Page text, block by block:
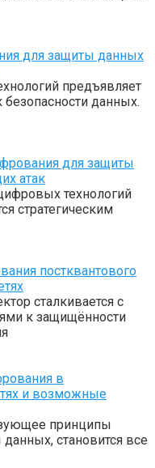
для защиты данных
предъявляет
данных.
для защиты
атак
технологий
стратегическим
постквантового
сталкивается с
к защищённости
в
и возможные
принципы
становится все